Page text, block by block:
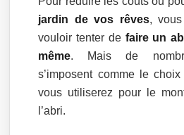
jardin de vos rêves,
vouloir tenter de faire un
même. Mais de
s’imposent comme le
vous utiliserez pour le
l’abri.